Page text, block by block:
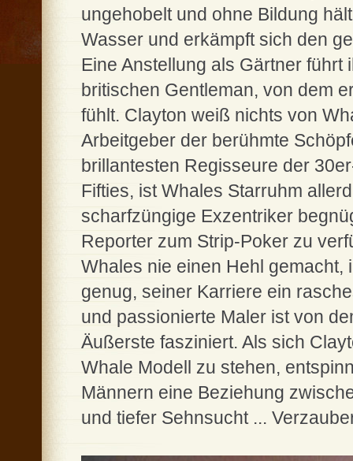
ungehobelt und ohne Bildung
Wasser und erkämpft sich den
Eine Anstellung als Gärtner
britischen Gentleman, von dem
fühlt. Clayton weiß nichts von
Arbeitgeber der berühmte
brillantesten Regisseure der
Fifties, ist Whales Starruhm
scharfzüngige Exzentriker
Reporter zum Strip-Poker zu
Whales nie einen Hehl
genug, seiner Karriere ein
und passionierte Maler ist von
Äußerste fasziniert. Als sich
Whale Modell zu stehen,
Männern eine Beziehung
und tiefer Sehnsucht ...